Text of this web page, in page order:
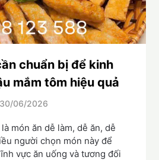
chuẩn bị để kinh
mắm tôm hiệu quả
30/06/2026
món ăn dễ làm, dễ ăn, dễ
người chọn món này để
vực ăn uống và tương đối